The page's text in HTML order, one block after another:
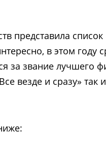
представила список
в этом году
за звание лучшего
Все везде и сразу» так